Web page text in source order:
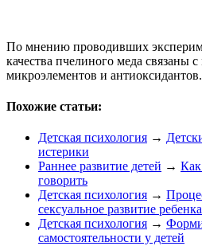
По мнению проводивших
качества пчелиного меда связаны
микроэлементов и антиоксидантов.
Похожие статьи:
Детская психология →
истерики
Раннее развитие детей → Как
говорить
Детская психология →
сексуальное развитие ребенка
Детская психология →
самостоятельности у детей